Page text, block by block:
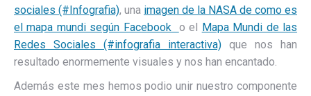
sociales (#Infografia), una imagen de la NASA de como es
el mapa mundi según Facebook o el Mapa Mundi de las
Redes Sociales (#infografia interactiva) que nos han
resultado enormemente visuales y nos han encantado.
Además este mes hemos podio unir nuestro componente